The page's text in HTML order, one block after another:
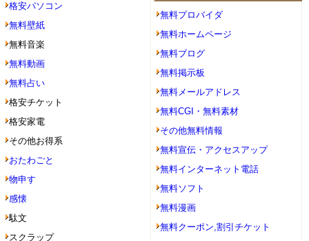
格安パソコン
無料壁紙
無料音楽
無料動画
無料占い
格安チケット
格安家電
その他お得系
おたわごと
物申す
感懐
駄文
スクラップ
無料プロバイダ
無料ホームページ
無料ブログ
無料掲示板
無料メールアドレス
無料CGI・無料素材
その他無料情報
無料宣伝・アクセスアップ
無料インターネット電話
無料ソフト
無料漫画
無料クーポン,割引チケット